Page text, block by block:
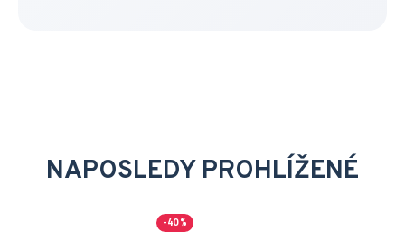
NAPOSLEDY PROHLÍŽENÉ
-40 %